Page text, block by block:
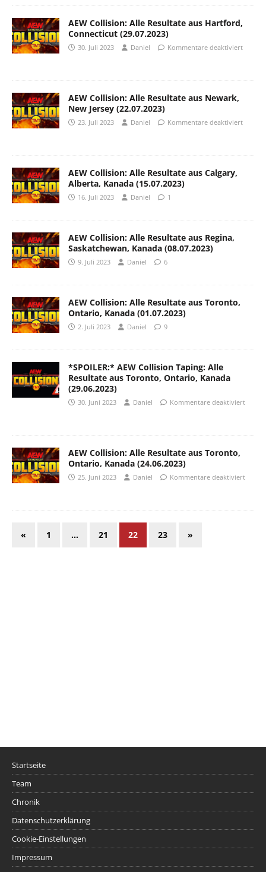
AEW Collision: Alle Resultate aus Hartford,
Connecticut (29.07.2023)
30. Juli 2023 Daniel Kommentare deaktiviert
AEW Collision: Alle Resultate aus Newark,
New Jersey (22.07.2023)
23. Juli 2023 Daniel Kommentare deaktiviert
AEW Collision: Alle Resultate aus Calgary,
Alberta, Kanada (15.07.2023)
16. Juli 2023 Daniel 1
AEW Collision: Alle Resultate aus Regina,
Saskatchewan, Kanada (08.07.2023)
9. Juli 2023 Daniel 6
AEW Collision: Alle Resultate aus Toronto,
Ontario, Kanada (01.07.2023)
2. Juli 2023 Daniel 9
*SPOILER:* AEW Collision Taping: Alle
Resultate aus Toronto, Ontario, Kanada
(29.06.2023)
30. Juni 2023 Daniel Kommentare deaktiviert
AEW Collision: Alle Resultate aus Toronto,
Ontario, Kanada (24.06.2023)
25. Juni 2023 Daniel Kommentare deaktiviert
« 1 … 21 22 23 »
Startseite
Team
Chronik
Datenschutzerklärung
Cookie-Einstellungen
Impressum